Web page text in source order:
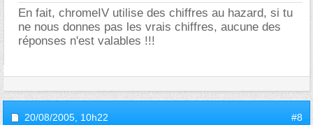
En fait, chromeIV utilise des chiffres au hazard, si tu
ne nous donnes pas les vrais chiffres, aucune des
réponses n'est valables !!!
20/08/2005, 10h22 #8